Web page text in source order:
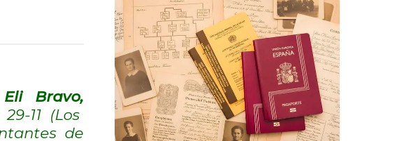
Eli Bravo,
11 (Los
de